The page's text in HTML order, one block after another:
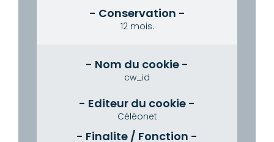
12 mois.
cw_id
Céléonet